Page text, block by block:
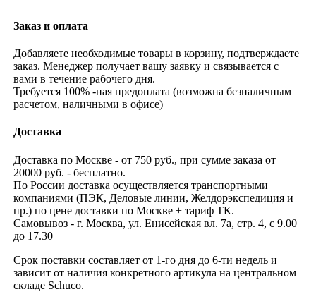
Заказ и оплата
Добавляете необходимые товары в корзину, подтверждаете
заказ. Менеджер получает вашу заявку и связывается с
вами в течение рабочего дня.
Требуется 100% -ная предоплата (возможна безналичным
расчетом, наличными в офисе)
Доставка
Доставка по Москве - от 750 руб., при сумме заказа от
20000 руб. - бесплатно.
По России доставка осуществляется транспортными
компаниями (ПЭК, Деловые линии, Желдорэкспедиция и
пр.) по цене доставки по Москве + тариф ТК.
Самовывоз - г. Москва, ул. Енисейская вл. 7а, стр. 4, с 9.00
до 17.30
Срок поставки составляет от 1-го дня до 6-ти недель и
зависит от наличия конкретного артикула на центральном
складе Schuco.